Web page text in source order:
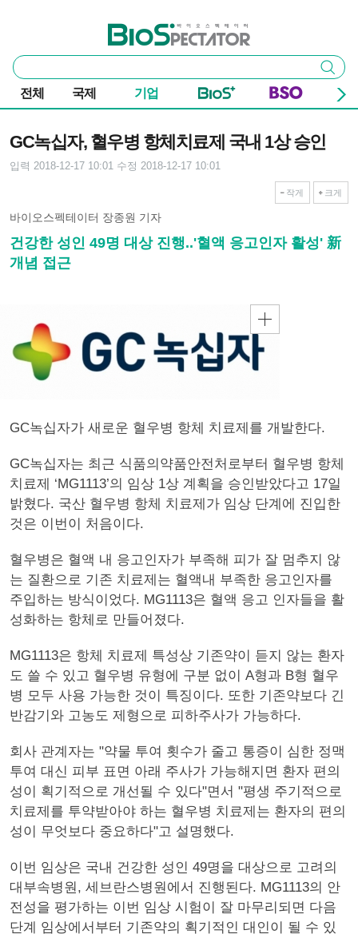
바이오스펙테이터
통
합
검
색
검색
전체 국제 기업
GC녹십자, 혈우병 항체치료제 국내 1상 승인
입력 2018-12-17 10:01 수정 2018-12-17 10:01
작게 크게
바이오스펙테이터 장종원 기자
건강한 성인 49명 대상 진행..'혈액 응고인자 활성' 新
개념 접근
GC녹십자가 새로운 혈우병 항체 치료제를 개발한다.
GC녹십자는 최근 식품의약품안전처로부터 혈우병 항체
치료제 ‘MG1113’의 임상 1상 계획을 승인받았다고 17일
밝혔다. 국산 혈우병 항체 치료제가 임상 단계에 진입한
것은 이번이 처음이다.
혈우병은 혈액 내 응고인자가 부족해 피가 잘 멈추지 않
는 질환으로 기존 치료제는 혈액내 부족한 응고인자를
주입하는 방식이었다. MG1113은 혈액 응고 인자들을 활
성화하는 항체로 만들어졌다.
MG1113은 항체 치료제 특성상 기존약이 듣지 않는 환자
도 쓸 수 있고 혈우병 유형에 구분 없이 A형과 B형 혈우
병 모두 사용 가능한 것이 특징이다. 또한 기존약보다 긴
반감기와 고농도 제형으로 피하주사가 가능하다.
회사 관계자는 "약물 투여 횟수가 줄고 통증이 심한 정맥
투여 대신 피부 표면 아래 주사가 가능해지면 환자 편의
성이 획기적으로 개선될 수 있다"면서 "평생 주기적으로
치료제를 투약받아야 하는 혈우병 치료제는 환자의 편의
성이 무엇보다 중요하다"고 설명했다.
이번 임상은 국내 건강한 성인 49명을 대상으로 고려의
대부속병원, 세브란스병원에서 진행된다. MG1113의 안
전성을 평가하는 이번 임상 시험이 잘 마무리되면 다음
단계 임상에서부터 기존약의 획기적인 대인이 될 수 있